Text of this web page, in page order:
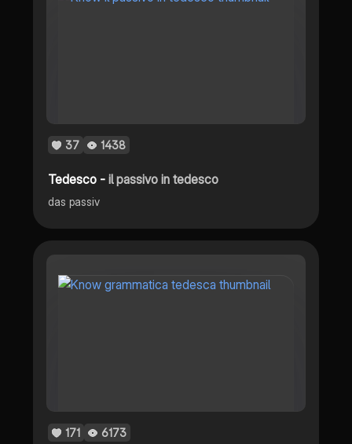
37 1438
Tedesco -il passivo in tedesco
das passiv
171 6173